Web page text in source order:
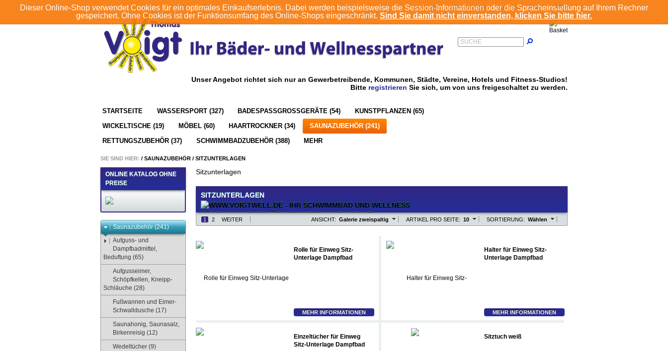
Dieser Online-Shop verwendet Cookies für ein optimales Einkaufserlebnis. Dabei werden beispielsweise die Session-Informationen oder die Spracheinstellung auf Ihrem Rechner
gespeichert. Ohne Cookies ist der Funktionsumfang des Online-Shops eingeschränkt. Sind Sie damit nicht einverstanden, klicken Sie bitte hier.
EUR
KONTO
ANMELDEN REGISTRIEREN
SUCHE
Unser Angebot richtet sich nur an Gewerbetreibende, Kommunen, Städte, Vereine, Hotels und Fitness-Studios!
Bitte registrieren Sie sich, um von uns freigeschaltet zu werden.
STARTSEITE WASSERSPORT (327) BADESPASSGROSSGERÄTE (54) KUNSTPFLANZEN (65)
WICKELTISCHE (19) MÖBEL (60) HAARTROCKNER (34) SAUNAZUBEHÖR (241)
RETTUNGSZUBEHÖR (37) SCHWIMMBADZUBEHÖR (388) MEHR
SIE SIND HIER: / SAUNAZUBEHÖR / SITZUNTERLAGEN
ONLINE KATALOG OHNE
PREISE
Saunazubehör (241)
Aufguss- und
Dampfbadmittel,
Beduftung (65)
Aufgusseimer,
Schöpfkellen, Kneipp-
Schläuche (28)
Fußwannen und Eimer-
Schwalldusche (17)
Saunahonig, Saunasalz,
Birkenreisig (12)
Wedeltücher (9)
Sitzunterlagen
SITZUNTERLAGEN
1 2 WEITER SORTIERUNG: Wählen
ARTIKEL PRO SEITE: 10
ANSICHT: Galerie zweispaltig
Rolle für Einweg Sitz-
Unterlage Dampfbad
MEHR INFORMATIONEN
Halter für Einweg Sitz-
Unterlage Dampfbad
MEHR INFORMATIONEN
Einzeltücher für Einweg
Sitz-Unterlage Dampfbad
Sitztuch weiß